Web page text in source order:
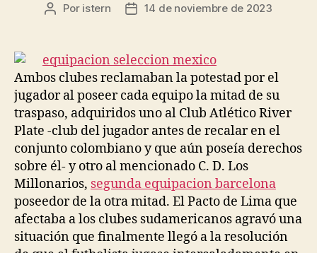
Autor
entrada
Por istern
Fecha
entrada
14 de noviembre de 2023
Ambos clubes reclamaban la potestad por el
jugador al poseer cada equipo la mitad de su
traspaso, adquiridos uno al Club Atlético River
Plate -club del jugador antes de recalar en el
conjunto colombiano y que aún poseía derechos
sobre él- y otro al mencionado C. D. Los
Millonarios, segunda equipacion barcelona
poseedor de la otra mitad. El Pacto de Lima que
afectaba a los clubes sudamericanos agravó una
situación que finalmente llegó a la resolución